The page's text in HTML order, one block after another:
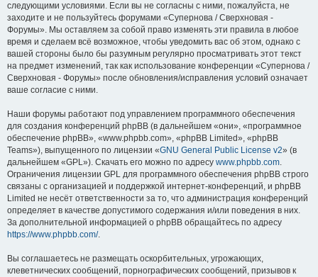
следующими условиями. Если вы не согласны с ними, пожалуйста, не
заходите и не пользуйтесь форумами «Супернова / Сверхновая -
Форумы». Мы оставляем за собой право изменять эти правила в любое
время и сделаем всё возможное, чтобы уведомить вас об этом, однако с
вашей стороны было бы разумным регулярно просматривать этот текст
на предмет изменений, так как использование конференции «Супернова /
Сверхновая - Форумы» после обновления/исправления условий означает
ваше согласие с ними.
Наши форумы работают под управлением программного обеспечения
для создания конференций phpBB (в дальнейшем «они», «программное
обеспечение phpBB», «www.phpbb.com», «phpBB Limited», «phpBB
Teams»), выпущенного по лицензии «GNU General Public License v2» (в
дальнейшем «GPL»). Скачать его можно по адресу www.phpbb.com.
Ограничения лицензии GPL для программного обеспечения phpBB строго
связаны с организацией и поддержкой интернет-конференций, и phpBB
Limited не несёт ответственности за то, что администрация конференций
определяет в качестве допустимого содержания и/или поведения в них.
За дополнительной информацией о phpBB обращайтесь по адресу
https://www.phpbb.com/.
Вы соглашаетесь не размещать оскорбительных, угрожающих,
клеветнических сообщений, порнографических сообщений, призывов к